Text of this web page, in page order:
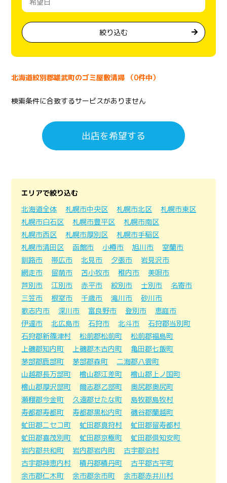
絞り込む
北海道紋別郡雄武町のゴミ屋敷清掃 （0件中）
検索条件に合致するサービスがありません
出店を希望する
エリアで絞り込む
北海道全体
札幌市中央区 札幌市北区
札幌市東区
札幌市白石区
札幌市豊平区
札幌市南区
札幌市西区
札幌市厚別区
札幌市手稲区
札幌市清田区
函館市 小樽市 旭川市
室蘭市
釧路市
帯広市 北見市 夕張市
岩見沢市
網走市
留萌市 苫小牧市 稚内市
美唄市
芦別市
江別市 赤平市 紋別市 士別市
名寄市
三笠市
根室市 千歳市 滝川市
砂川市
歌志内市
深川市 富良野市 登別市
恵庭市
伊達市
北広島市 石狩市 北斗市
石狩郡当別町
石狩郡新篠津村
松前郡松前町
松前郡福島町
上磯郡知内町
上磯郡木古内町
亀田郡七飯町
茅部郡鹿部町
茅部郡森町
二海郡八雲町
山越郡長万部町
檜山郡江差町
檜山郡上ノ国町
檜山郡厚沢部町
爾志郡乙部町
奥尻郡奥尻町
瀬棚郡今金町
久遠郡せたな町
島牧郡島牧村
寿都郡寿都町
寿都郡黒松内町
磯谷郡蘭越町
虻田郡ニセコ町
虻田郡真狩村
虻田郡留寿都村
虻田郡喜茂別町
虻田郡京極町
虻田郡倶知安町
岩内郡共和町
岩内郡岩内町
古宇郡泊村
古宇郡神恵内村
積丹郡積丹町
古平郡古平町
余市郡仁木町
余市郡余市町
余市郡赤井川村